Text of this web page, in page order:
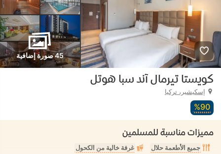
45 صورة إضافية
كويستا تيرمال آند سبا هوتل
إسكيشير، تركيا
90‏%
مميزات مناسبة للمسلمين
جميع الأطعمة حلال
غرفة خالية من الكحول